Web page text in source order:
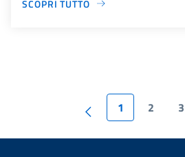
SCOPRI TUTTO
1 2 3